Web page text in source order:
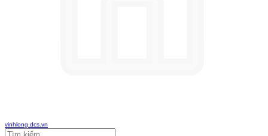
vinhlong.dcs.vn